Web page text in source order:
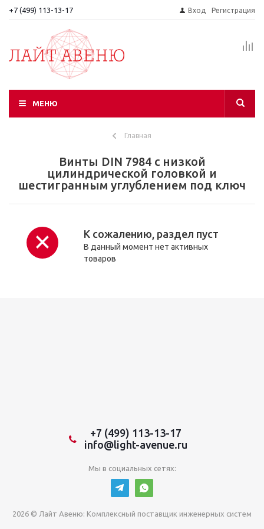
+7 (499) 113-13-17 Вход Регистрация
МЕНЮ
Главная
Винты DIN 7984 с низкой
цилиндрической головкой и
шестигранным углублением под ключ
К сожалению, раздел пуст
В данный момент нет активных
товаров
+7 (499) 113-13-17
info@light-avenue.ru
Мы в социальных сетях:
2026 © Лайт Авеню: Комплексный поставщик инженерных систем